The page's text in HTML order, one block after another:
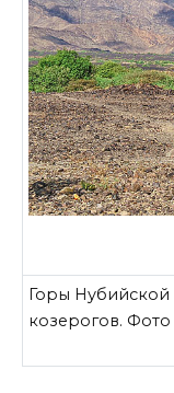
Горы Нубийской
козерогов. Фото